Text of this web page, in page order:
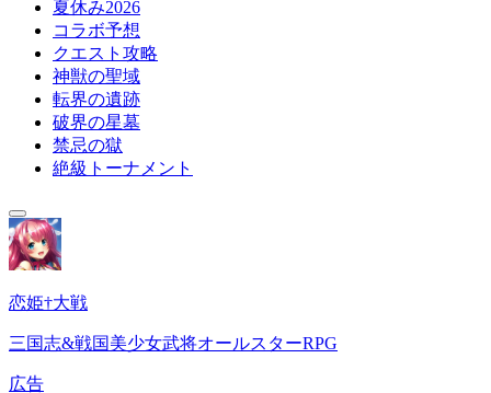
夏休み2026
コラボ予想
クエスト攻略
神獣の聖域
転界の遺跡
破界の星墓
禁忌の獄
絶級トーナメント
恋姫†大戦
三国志&戦国美少女武将オールスターRPG
広告